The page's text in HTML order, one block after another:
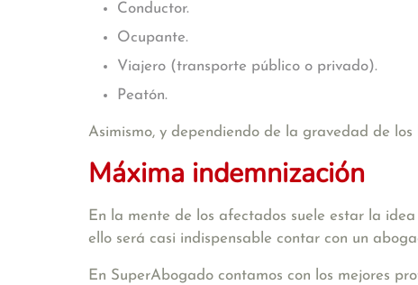
Conductor.
Ocupante.
Viajero (transporte público o privado).
Peatón.
Asimismo, y dependiendo de la gravedad de
Máxima indemnización
En la mente de los afectados suele estar la
ello será casi indispensable contar con un
En SuperAbogado contamos con los mejores